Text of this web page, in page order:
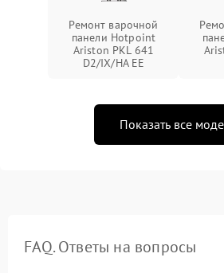
Ремонт варочной
панели Hotpoint
Ariston PKL 641
D2/IX/HA EE
Показать все
FAQ. Ответы на вопросы